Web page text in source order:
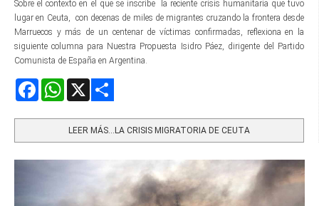
Sobre el contexto en el que se inscribe la reciente crisis humanitaria que tuvo
lugar en Ceuta, con decenas de miles de migrantes cruzando la frontera desde
Marruecos y más de un centenar de víctimas confirmadas, reflexiona en la
siguiente columna para Nuestra Propuesta Isidro Páez, dirigente del Partido
Comunista de España en Argentina.
FacebookWhatsApp
LEER MÁS…LA CRISIS MIGRATORIA DE CEUTA